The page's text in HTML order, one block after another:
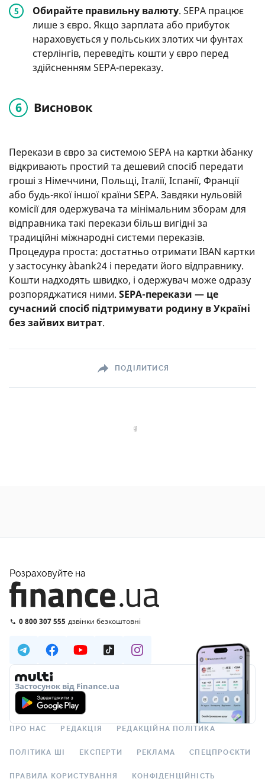
Обирайте правильну валюту. SEPA працює
лише з євро. Якщо зарплата або прибуток
нараховується у польських злотих чи фунтах
стерлінгів, переведіть кошти у євро перед
здійсненням SEPA-переказу.​
Висновок
Перекази в євро за системою SEPA на картки àбанку
відкривають простий та дешевий спосіб передати
гроші з Німеччини, Польщі, Італії, Іспанії, Франції
або будь-якої іншої країни SEPA. Завдяки нульовій
комісії для одержувача та мінімальним зборам для
відправника такі перекази більш вигідні за
традиційні міжнародні системи переказів.
Процедура проста: достатньо отримати IBAN картки
у застосунку àbank24 і передати його відправнику.
Кошти надходять швидко, і одержувач може одразу
розпоряджатися ними. SEPA-перекази — це
сучасний спосіб підтримувати родину в Україні
без зайвих витрат.
ПОДІЛИТИСЯ
Розраховуйте на
0 800 307 555 дзвінки безкоштовні
Застосунок від Finance.ua
ПРО НАС РЕДАКЦІЯ РЕДАКЦІЙНА ПОЛІТИКА
ПОЛІТИКА ШІ ЕКСПЕРТИ РЕКЛАМА СПЕЦПРОЄКТИ
ПРАВИЛА КОРИСТУВАННЯ КОНФІДЕНЦІЙНІСТЬ